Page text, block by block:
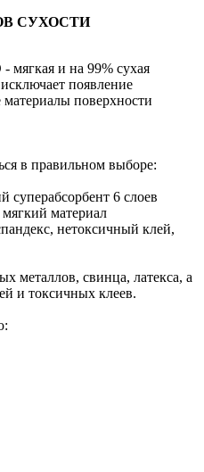
СУХОСТИ
мягкая и на 99% сухая
появление
поверхности
в правильном выборе:
суперабсорбент 6 слоев
материал
нетоксичный клей,
металлов, свинца, латекса, а
и токсичных клеев.